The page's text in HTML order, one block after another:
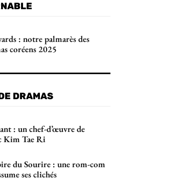
: notre palmarès des
coréens 2025
DRAMAS
: un chef-d’œuvre de
Kim Tae Ri
du Sourire : une rom-com
ses clichés